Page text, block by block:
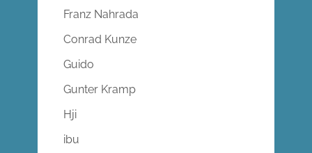
Franz Nahrada
Conrad Kunze
Guido
Gunter Kramp
Hji
ibu